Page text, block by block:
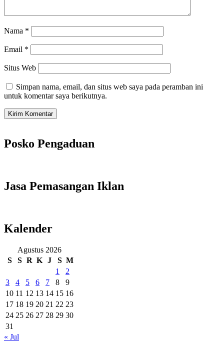
Nama *
Email *
Situs Web
Simpan nama, email, dan situs web saya pada peramban ini
untuk komentar saya berikutnya.
Posko Pengaduan
Jasa Pemasangan Iklan
Kalender
Agustus 2026
S
S R K J S M
1
2
3
4 5 6 7 8
9
10 11 12 13 14 15 16
17 18 19 20 21 22 23
24 25 26 27 28 29 30
31
« Jul